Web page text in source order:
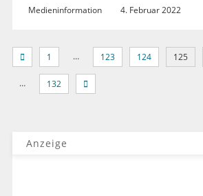
Medieninformation 4. Februar 2022
1 … 123 124 125
… 132
Anzeige